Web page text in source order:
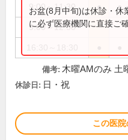
9:00～11:30 ● ●
9:00～12:30
お盆(8月中旬)は休診・休
に必ず医療機関に直接ご
備考: 木曜AMのみ 土
休診日: 日・祝
この医